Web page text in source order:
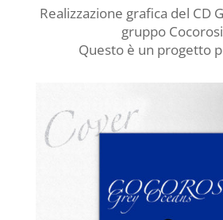
Realizzazione grafica del CD
gruppo
Questo è un progetto